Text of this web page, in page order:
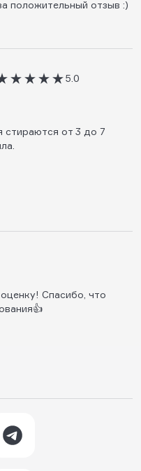
положительный отзыв :)
5.0
стираются от 3 до 7
Спасибо, что